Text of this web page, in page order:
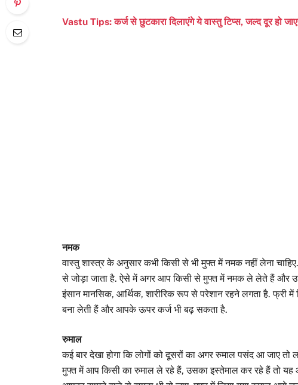
Vastu Tips: कर्ज से छुटकारा दिलाएंगे ये वास्तु टिप्स, जल्द दूर हो
नमक
वास्तु शास्त्र के अनुसार कभी किसी से भी मुफ्त में नमक नहीं लेना
से जोड़ा जाता है. ऐसे में अगर आप किसी से मुफ्त में नमक ले लेते हैं और
इंसान मानसिक, आर्थिक, शारीरिक रूप से परेशान रहने लगता है.
बना लेती हैं और आपके ऊपर कर्ज भी बढ़ सकता है.
रुमाल
कई बार देखा होगा कि लोगों को दूसरों का अगर रुमाल पसंद आ जाए
मुफ्त में आप किसी का रुमाल ले रहे हैं, उसका इस्तेमाल कर रहे हैं तो यह